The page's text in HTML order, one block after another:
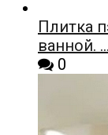
Плитка
ванной. …
0